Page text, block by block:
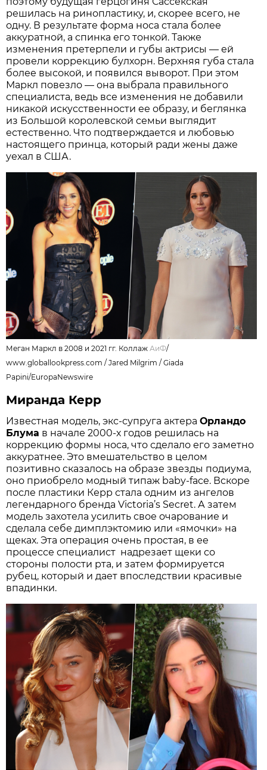
решилась на ринопластику, и, скорее всего, не
одну. В результате форма носа стала более
аккуратной, а спинка его тонкой. Также
изменения претерпели и губы актрисы — ей
провели коррекцию булхорн. Верхняя губа стала
более высокой, и появился выворот. При этом
Маркл повезло — она выбрала правильного
специалиста, ведь все изменения не добавили
никакой искусственности ее образу, и беглянка
из Большой королевской семьи выглядит
естественно. Что подтверждается и любовью
настоящего принца, который ради жены даже
уехал в США.
Меган Маркл в 2008 и 2021 гг. Коллаж АиФ/
www.globallookpress.com / Jared Milgrim / Giada
Papini/EuropaNewswire
Миранда Керр
Известная модель, экс-супруга актераОрландо
Блума в начале 2000-х годов решилась на
коррекцию формы носа, что сделало его заметно
аккуратнее. Это вмешательство в целом
позитивно сказалось на образе звезды подиума,
оно приобрело модный типаж baby-face. Вскоре
после пластики Керр стала одним из ангелов
легендарного бренда Victoria’s Secret. А затем
модель захотела усилить свое очарование и
сделала себе димплэктомию или «ямочки» на
щеках. Эта операция очень простая, в ее
процессе специалист надрезает щеки со
стороны полости рта, и затем формируется
рубец, который и дает впоследствии красивые
впадинки.